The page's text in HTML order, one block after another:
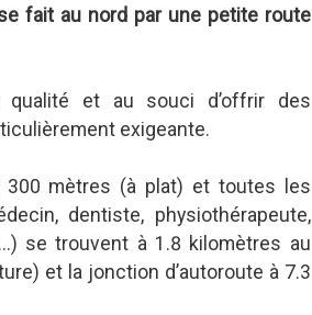
fait au nord par une petite route
et au souci d’offrir des
exigeante.
300 mètres (à plat) et toutes les
dentiste, physiothérapeute,
se trouvent à 1.8 kilomètres au
et la jonction d’autoroute à 7.3